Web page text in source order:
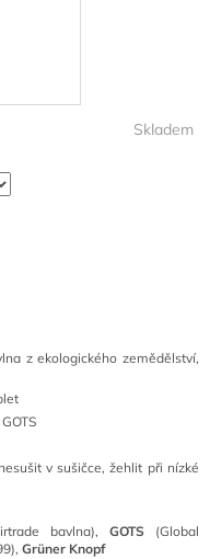
Skladem
z ekologického zemědělství,
v sušičce, žehlit při nízké
bavlna), GOTS
(Global
Grüner Knopf